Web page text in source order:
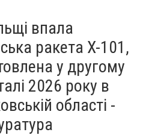
впала
ракета X-101,
у другому
2026 року в
області -